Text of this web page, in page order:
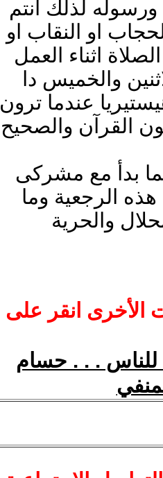
ورسوله لذلك انتم
او النقاب او
اثناء العمل
والخميس دا
عندما ترون
القرآن والصحيح
بدأ مع مشركى
الرجعية وما
والحرية
الأخرى انقر على
للناس . . . حسام